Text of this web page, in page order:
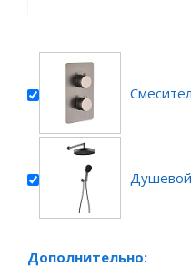
Душевой
Дополнительно: